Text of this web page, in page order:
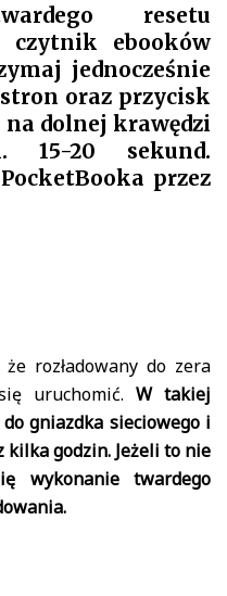
resetu
czytnik ebooków
jednocześnie
oraz przycisk
na dolnej krawędzi
15-20 sekund.
przez
rozładowany do zera
uruchomić. W takiej
gniazdka sieciowego i
kilka godzin. Jeżeli to nie
wykonanie twardego